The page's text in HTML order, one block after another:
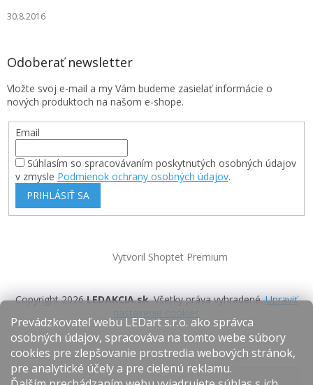
Prevádzkovateľ webu LEDart s.r.o. ako správca
osobných údajov, spracováva na tomto webe súbory
cookies pre zlepšovanie prostredia webových stránok,
pre analytické účely a pre cielenú reklamu.
30.8.2016
Odoberať newsletter
Vložte svoj e-mail a my Vám budeme zasielať informácie o
nových produktoch na našom e-shope.
Email
Súhlasím so spracovávaním poskytnutých osobných údajov
v zmysle Podmienok ochrany osobných údajov.
PRIHLÁSIŤ SA
Vytvoril Shoptet Premium
Copyright 2026LEDAKCIA.sk. Všetky práva vyhradené.Upraviť